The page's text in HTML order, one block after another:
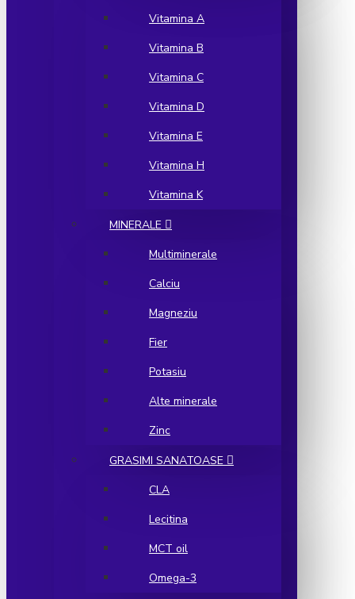
Vitamina A
Vitamina B
Vitamina C
Vitamina D
Vitamina E
Vitamina H
Vitamina K
MINERALE
Multiminerale
Calciu
Magneziu
Fier
Potasiu
Alte minerale
Zinc
GRASIMI SANATOASE
CLA
Lecitina
MCT oil
Omega-3